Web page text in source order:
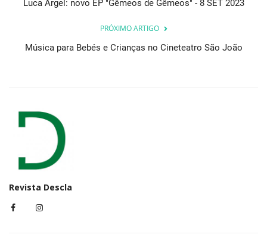
Luca Argel: novo EP "Gêmeos de Gêmeos" - 8 SET 2023
PRÓXIMO ARTIGO
Música para Bebés e Crianças no Cineteatro São João
Revista Descla